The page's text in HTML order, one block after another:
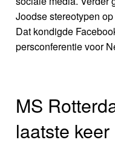
Joodse stereotypen
Dat kondigde
persconferentie voor
MS
laatste keer